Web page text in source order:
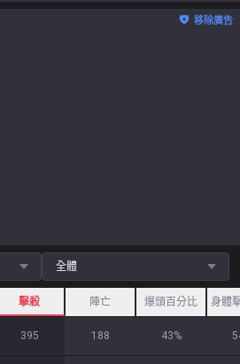
移除廣告
全體
擊殺 陣亡 爆頭百分比 身體
395 188 43%